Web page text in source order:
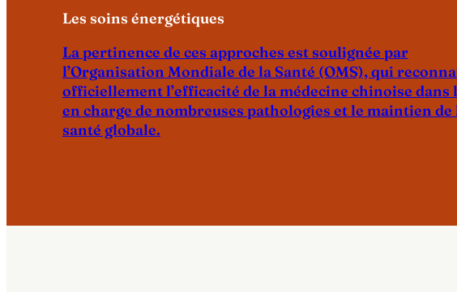
Les soins énergétiques
La pertinence de ces approches est soulignée par
l’Organisation Mondiale de la Santé (OMS), qui
officiellement l’efficacité de la médecine chinoise dans
en charge de nombreuses pathologies et le maintien de
santé globale.